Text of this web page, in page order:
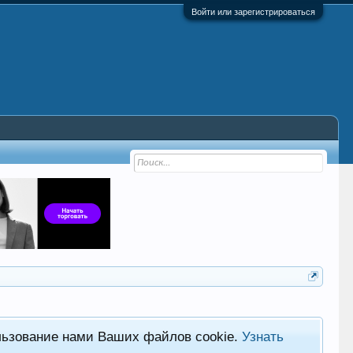
Войти или зарегистрироваться
нами Ваших файлов cookie.Узнать